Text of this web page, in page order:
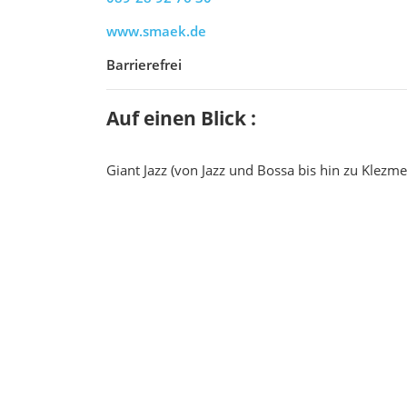
www.smaek.de
Barrierefrei
Auf einen Blick :
Giant Jazz (von Jazz und Bossa bis hin zu